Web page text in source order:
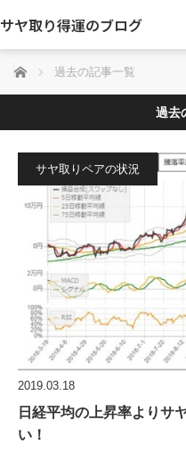
サヤ取り得運のブログ
ホーム 過去の記事一覧
過去
サヤ取りペアの状況
2019.03.18
日経平均の上昇率よりサ
い！